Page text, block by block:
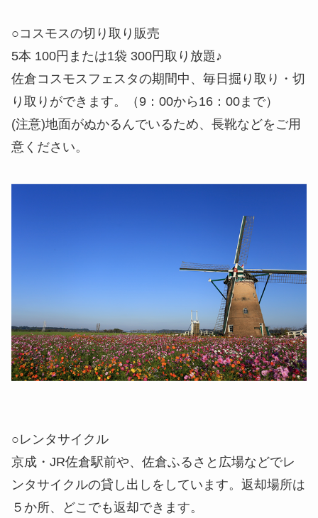
○コスモスの切り取り販売
5本 100円または1袋 300円取り放題♪
佐倉コスモスフェスタの期間中、毎日掘り取り・切
り取りができます。（9：00から16：00まで）
(注意)地面がぬかるんでいるため、長靴などをご用
意ください。
○レンタサイクル
京成・JR佐倉駅前や、佐倉ふるさと広場などでレ
ンタサイクルの貸し出しをしています。返却場所は
５か所、どこでも返却できます。